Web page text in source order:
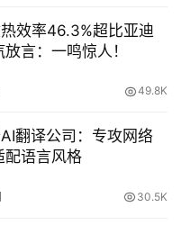
效率46.3%超比亚迪
言：一鸣惊人！
49.8K
翻译公司：专攻网络
配语言风格
30.5K